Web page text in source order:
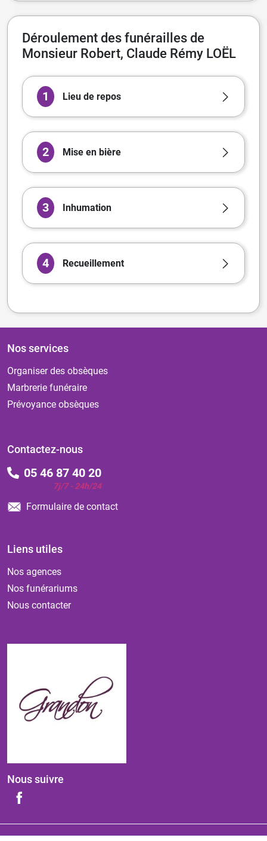
Déroulement des funérailles de
Monsieur Robert, Claude Rémy LOËL
1 Lieu de repos
2 Mise en bière
3 Inhumation
4 Recueillement
Nos services
Organiser des obsèques
Marbrerie funéraire
Prévoyance obsèques
Contactez-nous
05 46 87 40 20
7j/7 - 24h/24
Formulaire de contact
Liens utiles
Nos agences
Nos funérariums
Nous contacter
Nous suivre